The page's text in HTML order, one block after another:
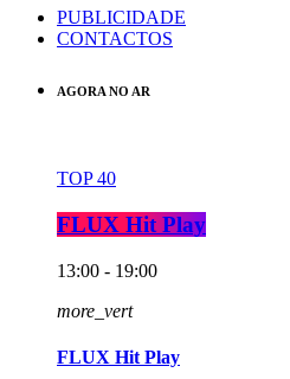
PUBLICIDADE
CONTACTOS
AGORA NO AR
TOP 40
FLUX Hit Play
13:00 - 19:00
more_vert
FLUX Hit Play